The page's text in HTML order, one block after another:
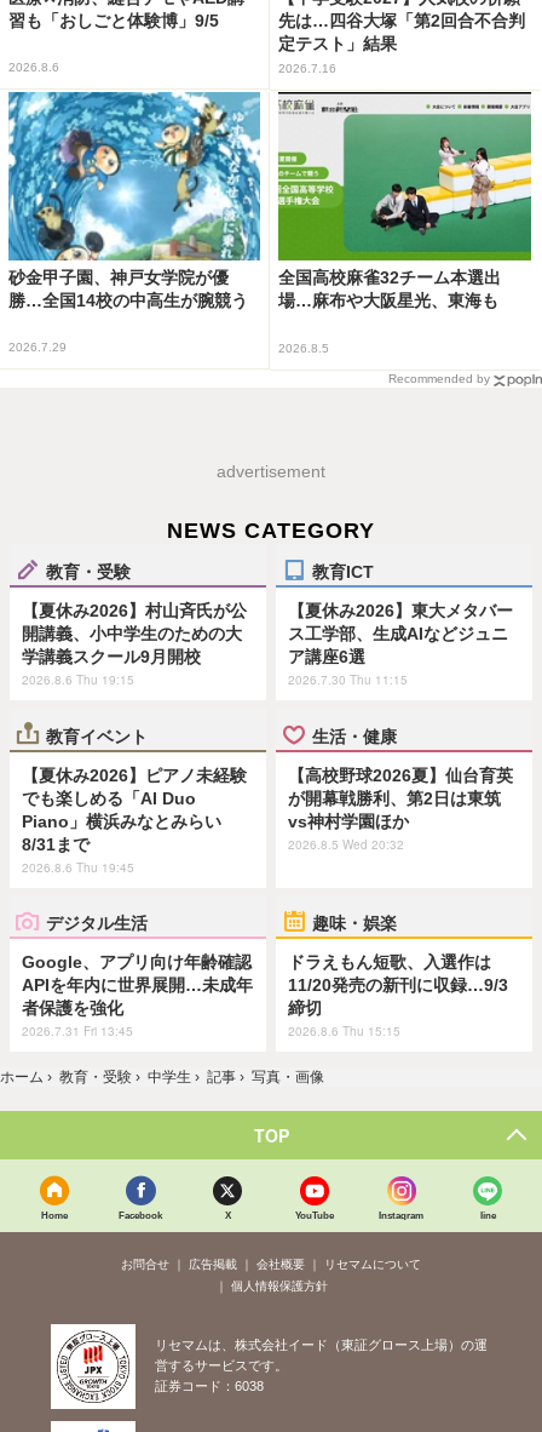
習も「おしごと体験博」9/5
2026.8.6
先は…四谷大塚「第2回合不合判
定テスト」結果
2026.7.16
砂金甲子園、神戸女学院が優
勝…全国14校の中高生が腕競う
2026.7.29
全国高校麻雀32チーム本選出
場…麻布や大阪星光、東海も
2026.8.5
Recommended by
advertisement
NEWS CATEGORY
教育・受験
【夏休み2026】村山斉氏が公
開講義、小中学生のための大
学講義スクール9月開校
2026.8.6 Thu 19:15
教育ICT
【夏休み2026】東大メタバー
ス工学部、生成AIなどジュニ
ア講座6選
2026.7.30 Thu 11:15
教育イベント
【夏休み2026】ピアノ未経験
でも楽しめる「AI Duo
Piano」横浜みなとみらい
8/31まで
2026.8.6 Thu 19:45
生活・健康
【高校野球2026夏】仙台育英
が開幕戦勝利、第2日は東筑
vs神村学園ほか
2026.8.5 Wed 20:32
デジタル生活
Google、アプリ向け年齢確認
APIを年内に世界展開…未成年
者保護を強化
2026.7.31 Fri 13:45
趣味・娯楽
ドラえもん短歌、入選作は
11/20発売の新刊に収録…9/3
締切
2026.8.6 Thu 15:15
ホーム › 教育・受験 › 中学生 › 記事 › 写真・画像
TOP
Home Facebook X YouTube Instagram line
お問合せ 広告掲載 会社概要
リセマムについて
個人情報保護方針
リセマムは、株式会社イード（東証グロース上場）の運
営するサービスです。
証券コード：6038